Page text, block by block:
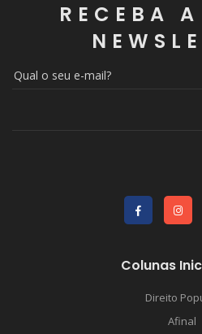
RECEBA
Colunas
Direito
Afinal